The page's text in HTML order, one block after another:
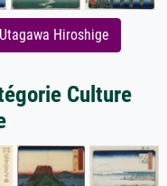
Hiroshige
Culture